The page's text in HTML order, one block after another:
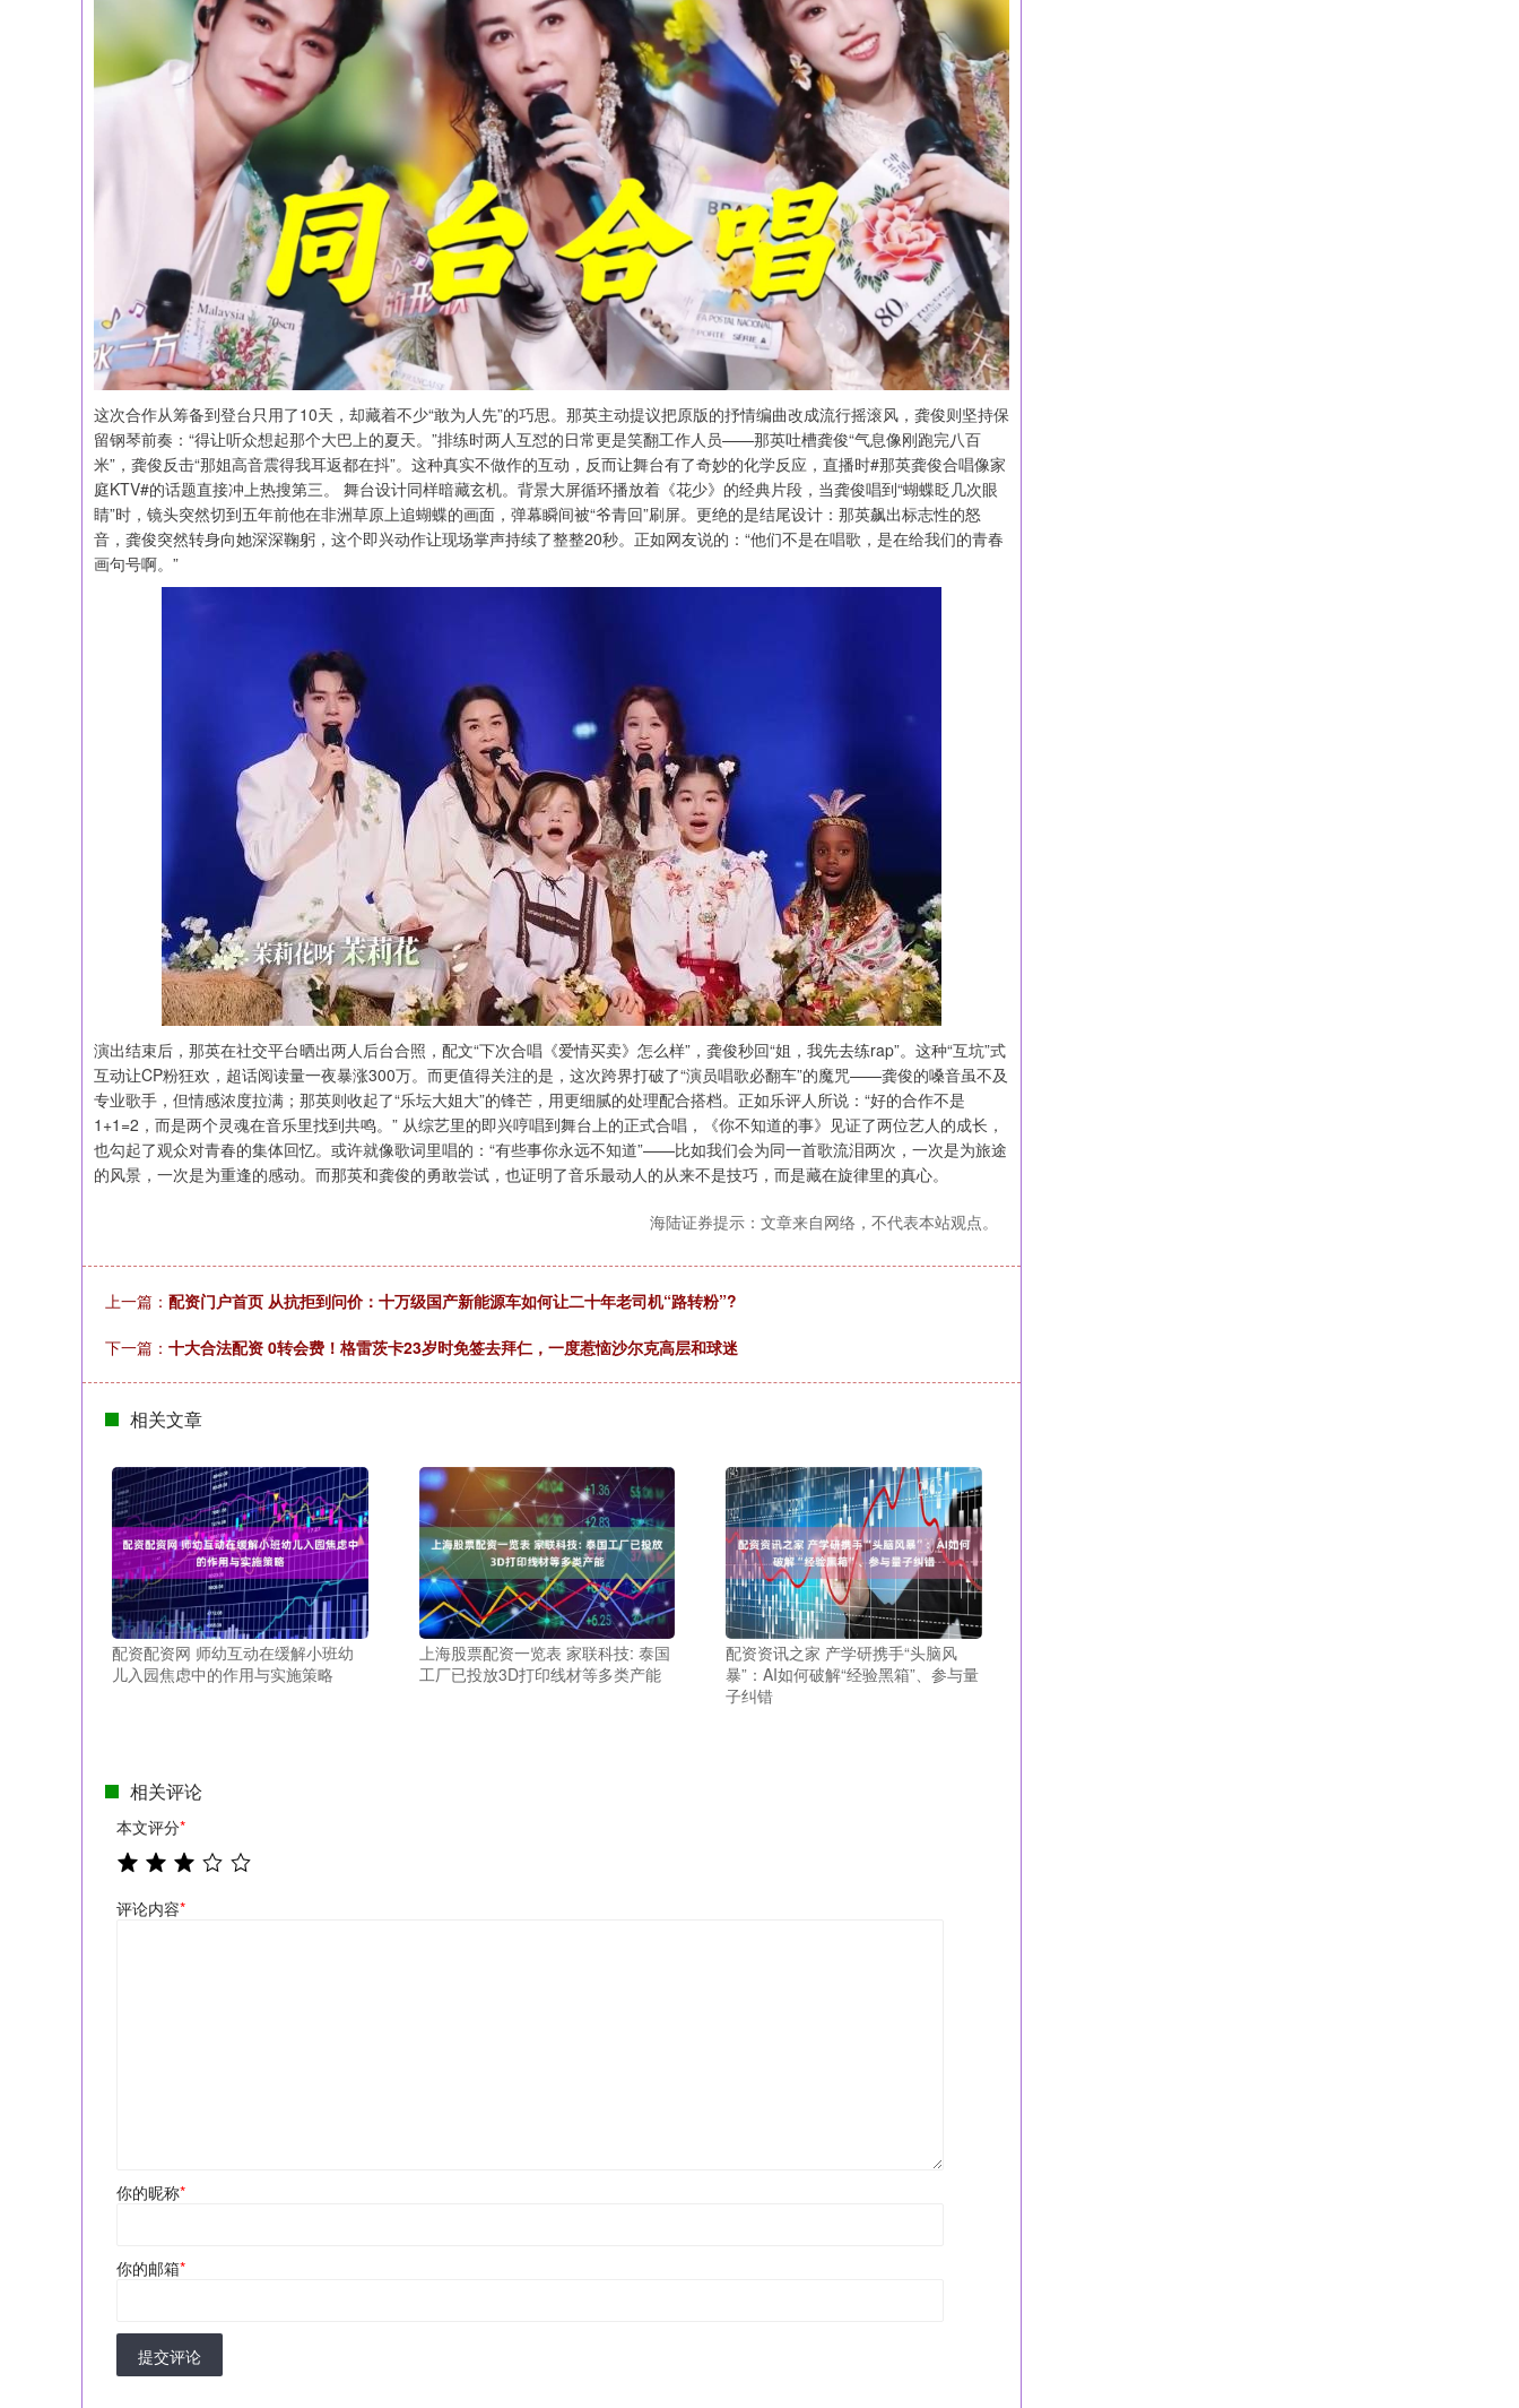
这次合作从筹备到登台只用了10天，却藏着不少“敢为人先”的巧思。那英主动提议把原版的抒情编曲改成流行摇滚风，龚俊则坚持保
留钢琴前奏：“得让听众想起那个大巴上的夏天。”排练时两人互怼的日常更是笑翻工作人员——那英吐槽龚俊“气息像刚跑完八百
米”，龚俊反击“那姐高音震得我耳返都在抖”。这种真实不做作的互动，反而让舞台有了奇妙的化学反应，直播时#那英龚俊合唱像家
庭KTV#的话题直接冲上热搜第三。 舞台设计同样暗藏玄机。背景大屏循环播放着《花少》的经典片段，当龚俊唱到“蝴蝶眨几次眼
睛”时，镜头突然切到五年前他在非洲草原上追蝴蝶的画面，弹幕瞬间被“爷青回”刷屏。更绝的是结尾设计：那英飙出标志性的怒
音，龚俊突然转身向她深深鞠躬，这个即兴动作让现场掌声持续了整整20秒。正如网友说的：“他们不是在唱歌，是在给我们的青春
画句号啊。”
演出结束后，那英在社交平台晒出两人后台合照，配文“下次合唱《爱情买卖》怎么样”，龚俊秒回“姐，我先去练rap”。这种“互坑”式
互动让CP粉狂欢，超话阅读量一夜暴涨300万。而更值得关注的是，这次跨界打破了“演员唱歌必翻车”的魔咒——龚俊的嗓音虽不及
专业歌手，但情感浓度拉满；那英则收起了“乐坛大姐大”的锋芒，用更细腻的处理配合搭档。正如乐评人所说：“好的合作不是
1+1=2，而是两个灵魂在音乐里找到共鸣。” 从综艺里的即兴哼唱到舞台上的正式合唱，《你不知道的事》见证了两位艺人的成长，
也勾起了观众对青春的集体回忆。或许就像歌词里唱的：“有些事你永远不知道”——比如我们会为同一首歌流泪两次，一次是为旅途
的风景，一次是为重逢的感动。而那英和龚俊的勇敢尝试，也证明了音乐最动人的从来不是技巧，而是藏在旋律里的真心。
海陆证券提示：文章来自网络，不代表本站观点。
上一篇： 配资门户首页 从抗拒到问价：十万级国产新能源车如何让二十年老司机“路转粉”?
下一篇： 十大合法配资 0转会费！格雷茨卡23岁时免签去拜仁，一度惹恼沙尔克高层和球迷
相关文章
配资配资网 师幼互动在缓解小班幼
儿入园焦虑中的作用与实施策略
上海股票配资一览表 家联科技: 泰国
工厂已投放3D打印线材等多类产能
配资资讯之家 产学研携手“头脑风
暴”：AI如何破解“经验黑箱”、参与量
子纠错
相关评论
本文评分*
评论内容*
你的昵称*
你的邮箱*
提交评论